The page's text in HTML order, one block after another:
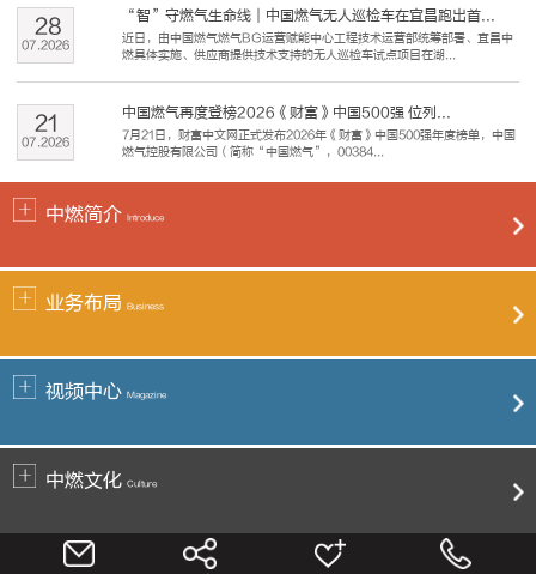
“智”守燃气生命线｜中国燃气无人巡检车在宜昌跑出首...
近日，由中国燃气燃气BG运营赋能中心工程技术运营部统筹部署、宜昌中
燃具体实施、供应商提供技术支持的无人巡检车试点项目在湖...
07.2026
28
中国燃气再度登榜2026《财富》中国500强 位列...
7月21日，财富中文网正式发布2026年《财富》中国500强年度榜单，中国
燃气控股有限公司（简称“中国燃气”，00384...
07.2026
21
中燃简介 Introduce
业务布局 Business
视频中心 Magazine
中燃文化 Culture